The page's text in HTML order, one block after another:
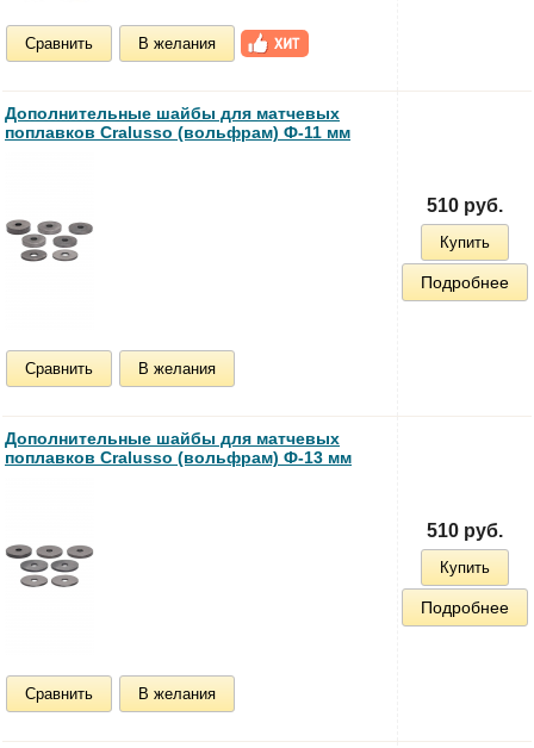
Сравнить В желания
Дополнительные шайбы для матчевых
поплавков Cralusso (вольфрам) Ф-11 мм
Сравнить В желания
510 руб.
Купить
Подробнее
Дополнительные шайбы для матчевых
поплавков Cralusso (вольфрам) Ф-13 мм
Сравнить В желания
510 руб.
Купить
Подробнее